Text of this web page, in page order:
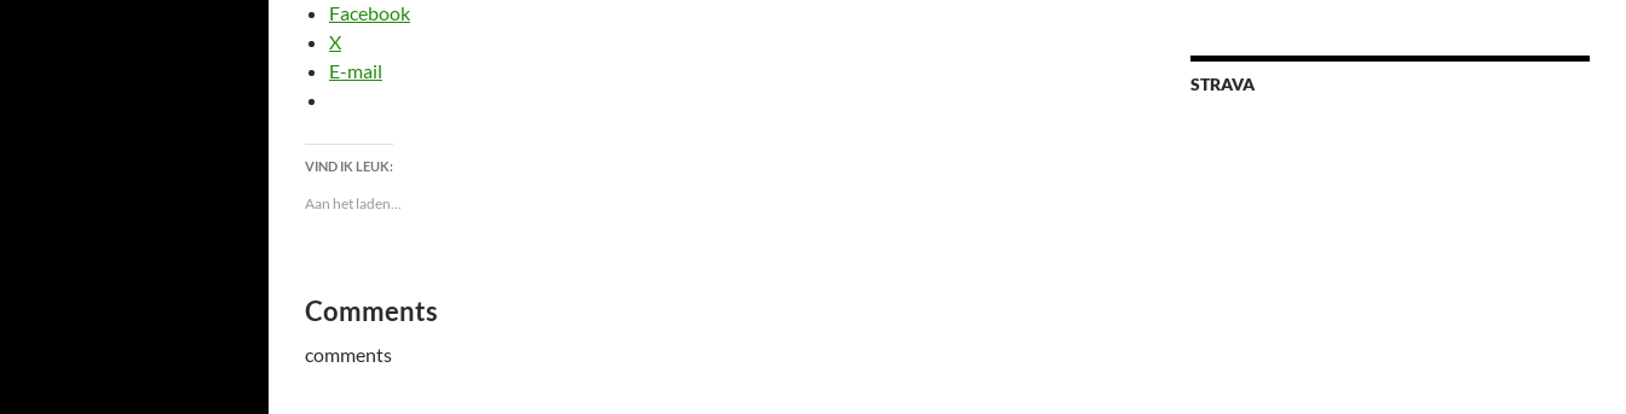
Facebook
X
E-mail
VIND IK LEUK:
Aan het laden...
Comments
comments
STRAVA